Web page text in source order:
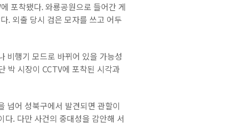
포착됐다. 와룡공원으로 들어간 게
. 외출 당시 검은 모자를 쓰고 어두
비행기 모드로 바뀌어 있을 가능성
박 시장이 CCTV에 포착된 시각과
넘어 성북구에서 발견되면 관할이
. 다만 사건의 중대성을 감안해 서